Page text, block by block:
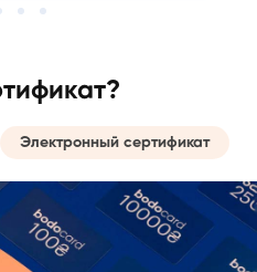
Электронный сертификат